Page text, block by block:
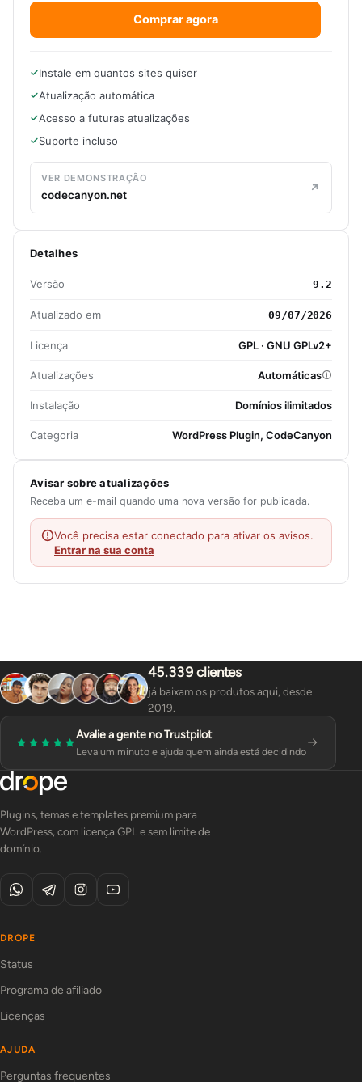
Comprar agora
Instale em quantos sites quiser
Atualização automática
Acesso a futuras atualizações
Suporte incluso
VER DEMONSTRAÇÃO
codecanyon.net
Detalhes
Versão 9.2
Atualizado em 09/07/2026
Licença GPL · GNU GPLv2+
Atualizações Automáticas
Instalação Domínios ilimitados
Categoria WordPress Plugin, CodeCanyon
Avisar sobre atualizações
Receba um e-mail quando uma nova versão for publicada.
Você precisa estar conectado para ativar os avisos.
Entrar na sua conta
45.339 clientes
já baixam os produtos aqui, desde
2019.
Avalie a gente no Trustpilot
Leva um minuto e ajuda quem ainda está decidindo
Plugins, temas e templates premium para
WordPress, com licença GPL e sem limite de
domínio.
DROPE
Status
Programa de afiliado
Licenças
AJUDA
Perguntas frequentes